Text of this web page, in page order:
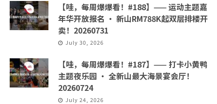
【哇，每周爆爆看！#188】—— 运动主题嘉
年华开放报名 · 新山RM788K起双层排楼开
卖！20260731
July 30, 2026
【哇，每周爆爆看！#187】—— 打卡小黄鸭
主题夜乐园 · 全新山最大海景宴会厅！
20260724
July 24, 2026